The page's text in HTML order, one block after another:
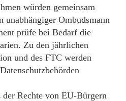
würden gemeinsam
Ombudsmann
prüfe bei Bedarf die
Zu den jährlichen
und des FTC werden
Rechte von EU-Bürgern